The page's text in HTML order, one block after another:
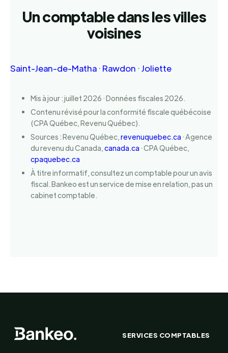
Un comptable dans les villes
voisines
Saint-Jean-de-Matha · Rawdon ·Joliette
Mis à jour : juillet 2026 · Données fiscales 2026.
Contenu révisé pour la conformité fiscale québécoise
(CPA Québec, Revenu Québec).
Sources : Revenu Québec, revenuquebec.ca · Agence
du revenu du Canada, canada.ca · CPA Québec,
cpaquebec.ca
À titre informatif, consultez un comptable pour un avis
fiscal. Bankeo est un service de mise en relation, pas un
cabinet comptable.
SERVICES COMPTABLES